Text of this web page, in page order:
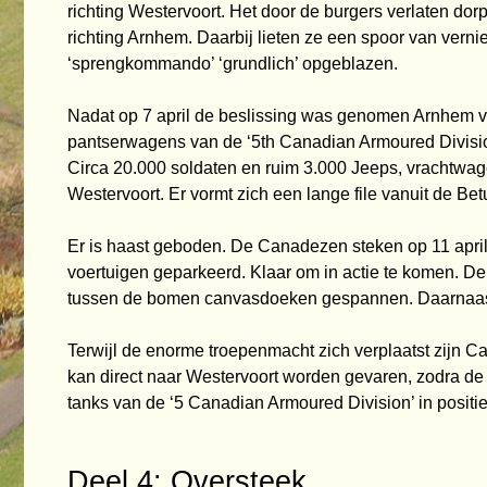
richting Westervoort. Het door de burgers verlaten
richting Arnhem. Daarbij lieten ze een spoor van
‘sprengkommando’ ‘grundlich’ opgeblazen.
Nadat op 7 april de beslissing was genomen Arnhem
pantserwagens van de ‘5th Canadian Armoured
Circa 20.000 soldaten en ruim 3.000 Jeeps,
Westervoort. Er vormt zich een lange file vanuit de
Er is haast geboden. De Canadezen steken op 11
voertuigen geparkeerd. Klaar om in actie te komen.
tussen de bomen canvasdoeken gespannen.
Terwijl de enorme troepenmacht zich verplaatst zijn
kan direct naar Westervoort worden gevaren, zodra
tanks van de ‘5 Canadian Armoured Division’ in